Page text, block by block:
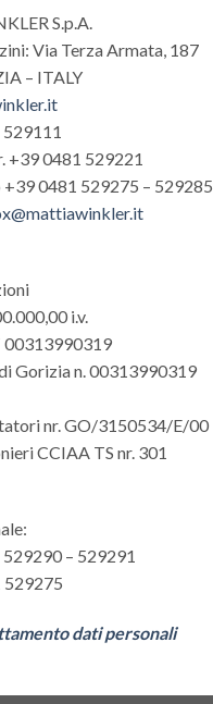
S.p.A.
Via Terza Armata, 187
– ITALY
529111
+39 0481 529221
0481 529275 – 529285
i.v.
00313990319
Gorizia n. 00313990319
nr. GO/3150534/E/00
CCIAA TS nr. 301
– 529291
529275
dati personali